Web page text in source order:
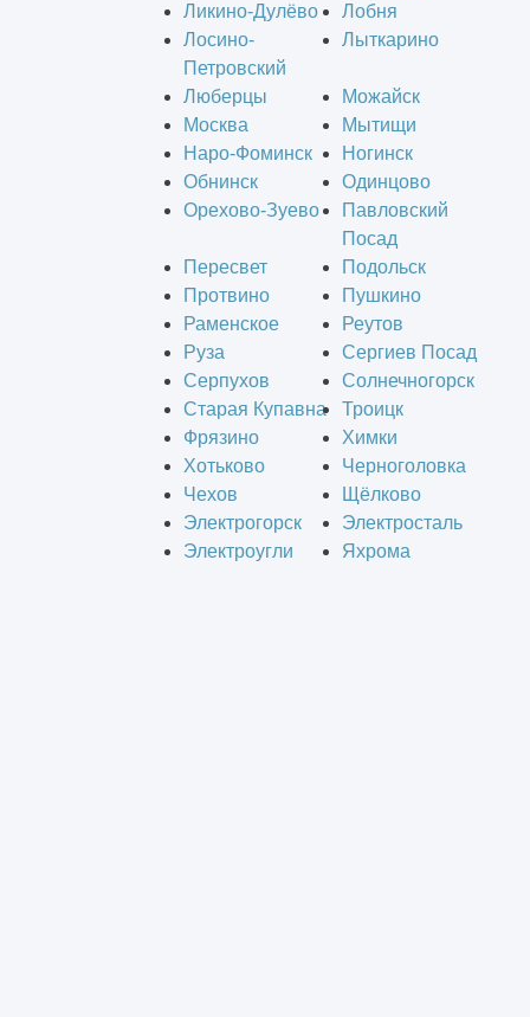
Ликино-Дулёво
Лобня
Лосино-
Петровский
Лыткарино
Люберцы
Можайск
Москва
Мытищи
Наро-Фоминск
Ногинск
Обнинск
Одинцово
Орехово-Зуево
Павловский
Посад
Пересвет
Подольск
Протвино
Пушкино
Раменское
Реутов
Руза
Сергиев Посад
Серпухов
Солнечногорск
Старая Купавна
Троицк
Фрязино
Химки
Хотьково
Черноголовка
Чехов
Щёлково
Электрогорск
Электросталь
Электроугли
Яхрома